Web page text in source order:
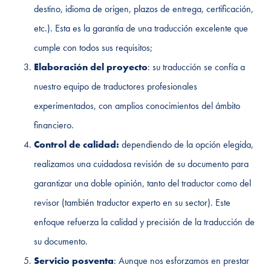
destino, idioma de origen, plazos de entrega, certificación,
etc.). Esta es la garantía de una traducción excelente que
cumple con todos sus requisitos;
Elaboración del proyecto: su traducción se confía a
nuestro equipo de traductores profesionales
experimentados, con amplios conocimientos del ámbito
financiero.
Control de calidad: dependiendo de la opción elegida,
realizamos una cuidadosa revisión de su documento para
garantizar una doble opinión, tanto del traductor como del
revisor (también traductor experto en su sector). Este
enfoque refuerza la calidad y precisión de la traducción de
su documento.
Servicio posventa: Aunque nos esforzamos en prestar